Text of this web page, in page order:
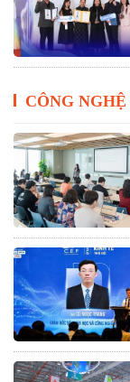
CÔNG NGHỆ